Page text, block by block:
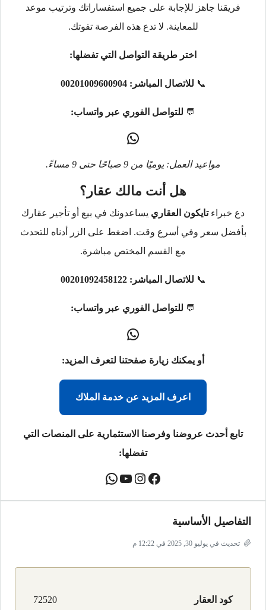
فريقنا جاهز للإجابة على جميع استفساراتك وترتيب موعد
للمعاينة. لا تدع هذه الفرصة تفوتك.
اختر طريقة التواصل التي تفضلها:
📞 للاتصال المباشر: 00201009600904
💬 للتواصل الفوري عبر واتساب:
مواعيد العمل: يوميًا من 9 صباحًا حتى 9 مساءً.
هل أنت مالك عقار؟
دع خبراءتايكون العقاري يساعدونك في بيع أو تأجير عقارك
بأفضل سعر وفي أسرع وقت. اضغط على الزر أدناه للتحدث
مع القسم المختص مباشرة.
📞 للاتصال المباشر: 00201092458122
💬 للتواصل الفوري عبر واتساب:
أو يمكنك زيارة صفحتنا لتعرف المزيد:
اعرف المزيد عن خدمة الملاك
تابع أحدث عروضنا وفرصنا الاستثمارية على المنصات التي
تفضلها:
التفاصيل الأساسية
تحديث في يوليو 30, 2025 في 12:22 م
كود العقار 72520